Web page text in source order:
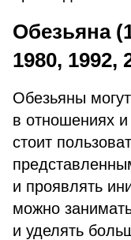
Обезьяна
1980, 1992,
Обезьяны
в отношениях
стоит
и проявлять
можно
и уделять